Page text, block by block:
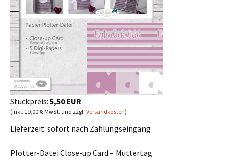
Stückpreis: 5,50 EUR
(inkl. 19,00% MwSt. und zzgl. Versandkosten)
Lieferzeit: sofort nach Zahlungseingang
Plotter-Datei Close-up Card – Muttertag